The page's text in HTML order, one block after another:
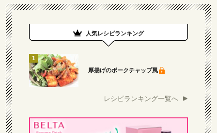
人気レシピランキング
厚揚げのポークチャップ風
レシピランキング一覧へ